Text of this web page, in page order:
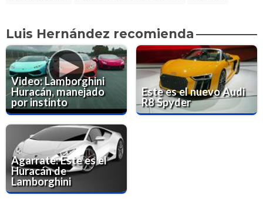
Luis Hernández recomienda
Video: Lamborghini
Huracán, manejado
por instinto
Este es el nuevo Audi
R8 Spyder
Agarrate: Este es el
Huracán de
Lamborghini